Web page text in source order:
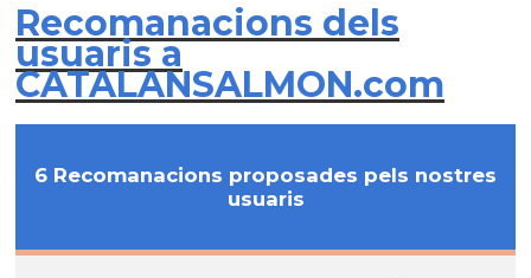
Recomanacions dels
usuaris a
CATALANSALMON.com
6 Recomanacions proposades pels nostres
usuaris